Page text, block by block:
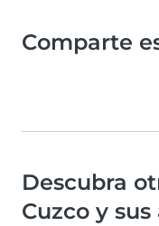
Comparte
Descubra
Cuzco y